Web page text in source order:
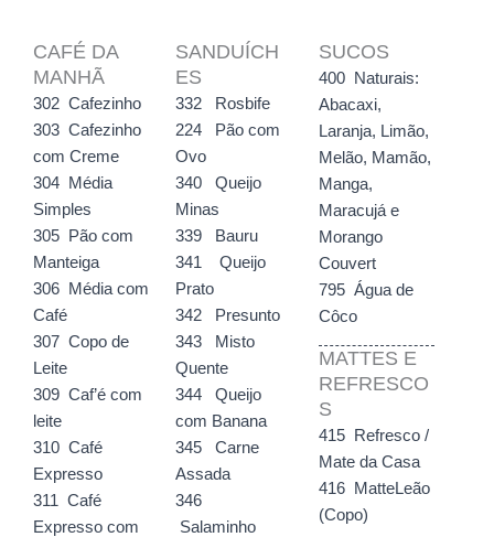
CAFÉ DA
MANHÃ
302 Cafezinho
303 Cafezinho
com Creme
304 Média
Simples
305 Pão com
Manteiga
306 Média com
Café
307 Copo de
Leite
309 Caf’é com
leite
310 Café
Expresso
311 Café
Expresso com
SANDUÍCH
ES
332 Rosbife
224 Pão com
Ovo
340 Queijo
Minas
339 Bauru
341 Queijo
Prato
342 Presunto
343 Misto
Quente
344 Queijo
com Banana
345 Carne
Assada
346
Salaminho
SUCOS
400 Naturais:
Abacaxi,
Laranja, Limão,
Melão, Mamão,
Manga,
Maracujá e
Morango
Couvert
795 Água de
Côco
MATTES E
REFRESCO
S
415 Refresco /
Mate da Casa
416 MatteLeão
(Copo)